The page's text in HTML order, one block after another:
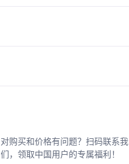
对购买和价格有问题？扫码联系我
们，领取中国用户的专属福利！